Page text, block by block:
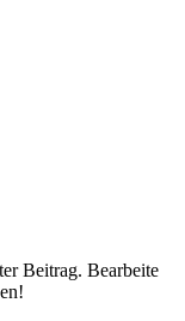
Beitrag. Bearbeite